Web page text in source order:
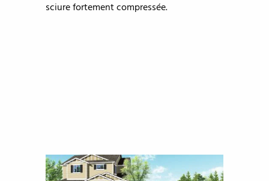
sciure fortement compressée.